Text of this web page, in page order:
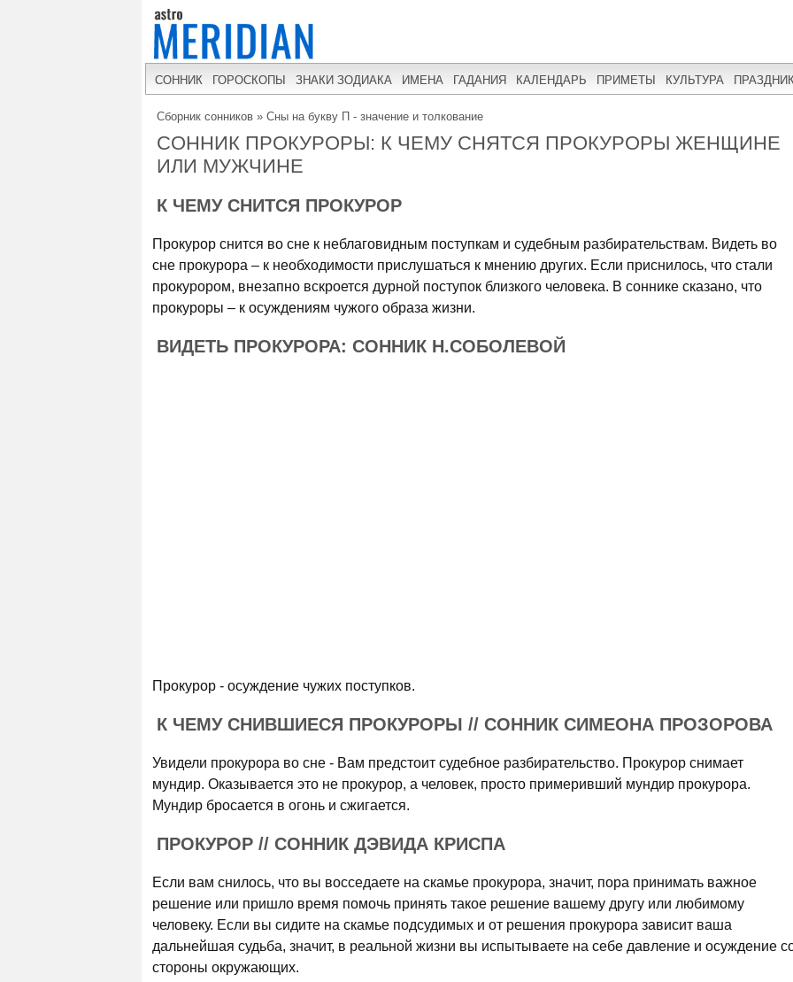
СОННИК ГОРОСКОПЫ ЗНАКИ ЗОДИАКА ИМЕНА ГАДАНИЯ КАЛЕНДАРЬ ПРИМЕТЫ КУЛЬТУРА
Сборник сонников » Сны на букву П - значение и толкование
СОННИК ПРОКУРОРЫ: К ЧЕМУ СНЯТСЯ ПРОКУРОРЫ ЖЕНЩИНЕ
ИЛИ МУЖЧИНЕ
К ЧЕМУ СНИТСЯ ПРОКУРОР
Прокурор снится во сне к неблаговидным поступкам и судебным разбирательствам. Видеть во
сне прокурора – к необходимости прислушаться к мнению других. Если приснилось, что стали
прокурором, внезапно вскроется дурной поступок близкого человека. В соннике сказано, что
прокуроры – к осуждениям чужого образа жизни.
ВИДЕТЬ ПРОКУРОРА: СОННИК Н.СОБОЛЕВОЙ
Прокурор - осуждение чужих поступков.
К ЧЕМУ СНИВШИЕСЯ ПРОКУРОРЫ // СОННИК СИМЕОНА ПРОЗОРОВА
Увидели прокурора во сне - Вам предстоит судебное разбирательство. Прокурор снимает
мундир. Оказывается это не прокурор, а человек, просто примеривший мундир прокурора.
Мундир бросается в огонь и сжигается.
ПРОКУРОР // СОННИК ДЭВИДА КРИСПА
Если вам снилось, что вы восседаете на скамье прокурора, значит, пора принимать важное
решение или пришло время помочь принять такое решение вашему другу или любимому
человеку. Если вы сидите на скамье подсудимых и от решения прокурора зависит ваша
дальнейшая судьба, значит, в реальной жизни вы испытываете на себе давление и осуждение
стороны окружающих.